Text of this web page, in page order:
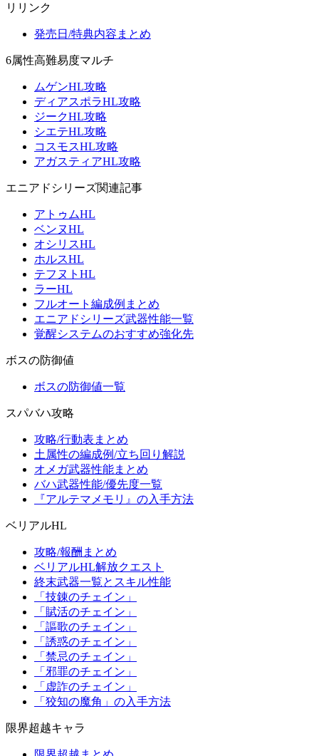
リリンク
発売日/特典内容まとめ
6属性高難易度マルチ
ムゲンHL攻略
ディアスポラHL攻略
ジークHL攻略
シエテHL攻略
コスモスHL攻略
アガスティアHL攻略
エニアドシリーズ関連記事
アトゥムHL
ベンヌHL
オシリスHL
ホルスHL
テフヌトHL
ラーHL
フルオート編成例まとめ
エニアドシリーズ武器性能一覧
覚醒システムのおすすめ強化先
ボスの防御値
ボスの防御値一覧
スパバハ攻略
攻略/行動表まとめ
土属性の編成例/立ち回り解説
オメガ武器性能まとめ
バハ武器性能/優先度一覧
『アルテマメモリ』の入手方法
ベリアルHL
攻略/報酬まとめ
ベリアルHL解放クエスト
終末武器一覧とスキル性能
「技錬のチェイン」
「賦活のチェイン」
「謳歌のチェイン」
「誘惑のチェイン」
「禁忌のチェイン」
「邪罪のチェイン」
「虚詐のチェイン」
「狡知の魔角」の入手方法
限界超越キャラ